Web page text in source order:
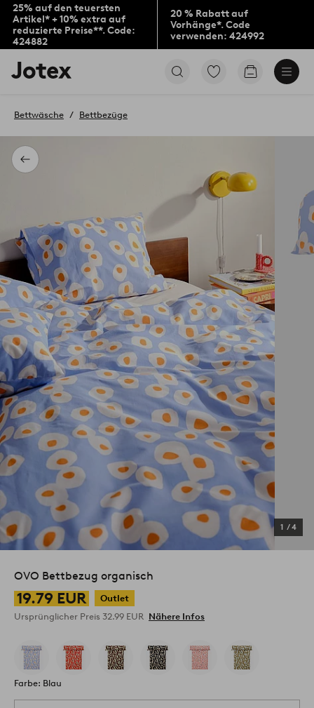
25% auf den teuersten
Artikel* + 10% extra auf
reduzierte Preise**. Code:
424882
20 % Rabatt auf
Vorhänge*. Code
verwenden: 424992
Jotex-
Logo
Startseite
Zu
Produkten
Zum
Zurück
Bettwäsche Bettbezüge
1 /4
OVO Bettbezug organisch
19.79 EUR
Outlet
Ursprünglicher Preis 32.99 EUR Nähere Infos
Farbe: Blau